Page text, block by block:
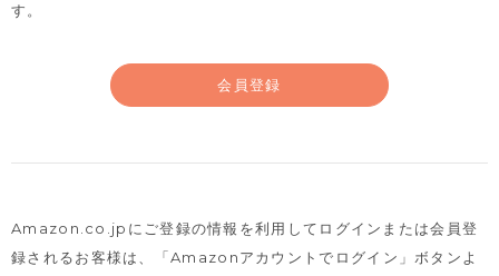
す。
会員登録
Amazon.co.jpにご登録の情報を利用してログインまたは会員登
録されるお客様は、
「Amazonアカウントでログイン」ボタンよ